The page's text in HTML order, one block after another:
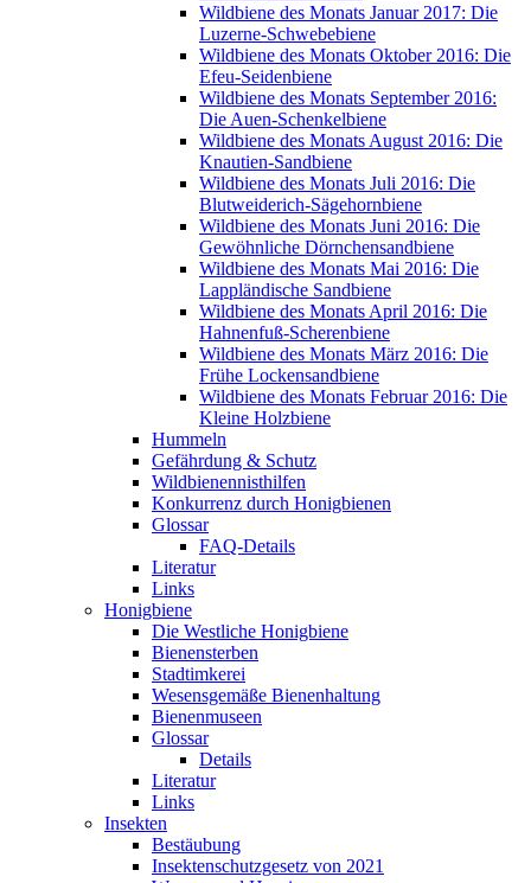
Wildbiene des Monats Januar 2017: Die
Luzerne-Schwebebiene
Wildbiene des Monats Oktober 2016: Die
Efeu-Seidenbiene
Wildbiene des Monats September 2016:
Die Auen-Schenkelbiene
Wildbiene des Monats August 2016: Die
Knautien-Sandbiene
Wildbiene des Monats Juli 2016: Die
Blutweiderich-Sägehornbiene
Wildbiene des Monats Juni 2016: Die
Gewöhnliche Dörnchensandbiene
Wildbiene des Monats Mai 2016: Die
Lappländische Sandbiene
Wildbiene des Monats April 2016: Die
Hahnenfuß-Scherenbiene
Wildbiene des Monats März 2016: Die
Frühe Lockensandbiene
Wildbiene des Monats Februar 2016: Die
Kleine Holzbiene
Hummeln
Gefährdung & Schutz
Wildbienennisthilfen
Konkurrenz durch Honigbienen
Glossar
FAQ-Details
Literatur
Links
Honigbiene
Die Westliche Honigbiene
Bienensterben
Stadtimkerei
Wesensgemäße Bienenhaltung
Bienenmuseen
Glossar
Details
Literatur
Links
Insekten
Bestäubung
Insektenschutzgesetz von 2021